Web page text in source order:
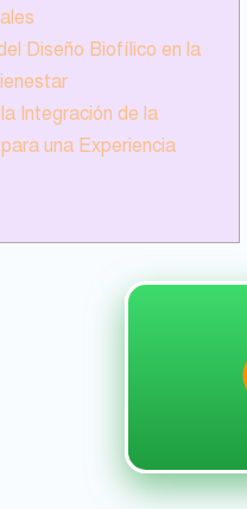
Diseño Biofílico en la
Integración de la
una Experiencia